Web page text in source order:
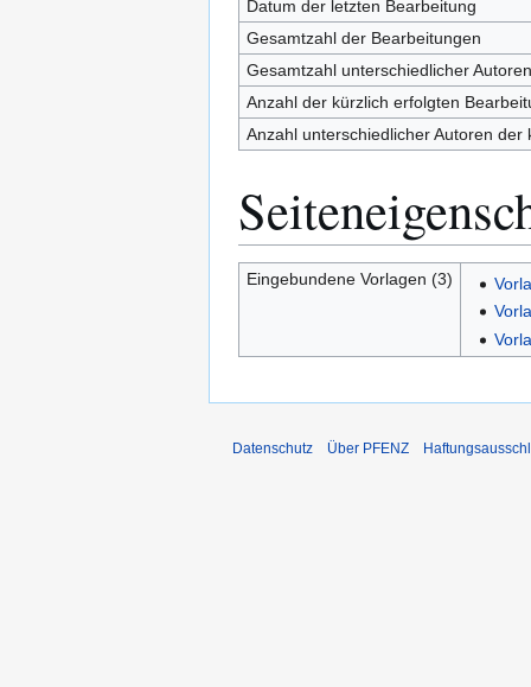
Datum der letzten Bearbeitung
Gesamtzahl der Bearbeitungen
Gesamtzahl unterschiedlicher Autoren
Anzahl der kürzlich erfolgten
Anzahl unterschiedlicher Autoren
Eingebundene Vorlagen (3)
Datenschutz Über PFENZ